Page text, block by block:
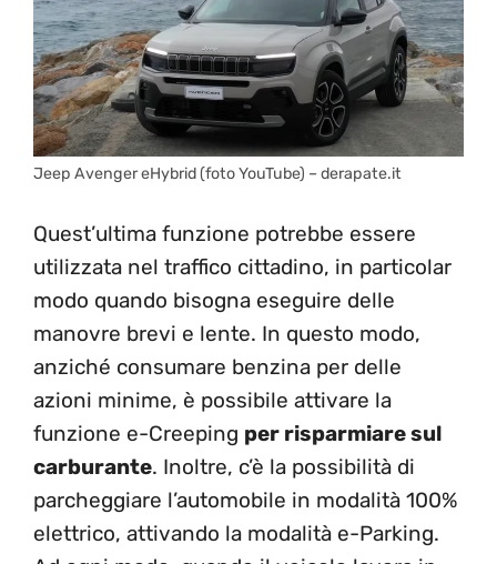
Jeep Avenger eHybrid (foto YouTube) – derapate.it
Quest’ultima funzione potrebbe essere
utilizzata nel traffico cittadino, in particolar
modo quando bisogna eseguire delle
manovre brevi e lente. In questo modo,
anziché consumare benzina per delle
azioni minime, è possibile attivare la
funzione e-Creeping per risparmiare sul
carburante. Inoltre, c’è la possibilità di
parcheggiare l’automobile in modalità 100%
elettrico, attivando la modalità e-Parking.